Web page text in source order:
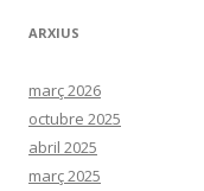
ARXIUS
març 2026
octubre 2025
abril 2025
març 2025